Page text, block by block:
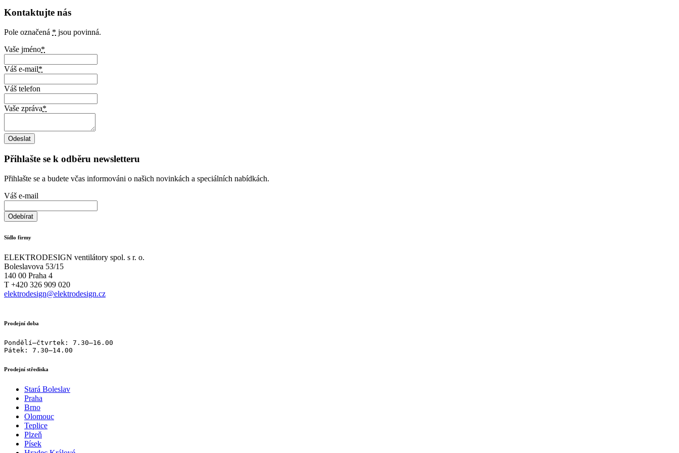
Kontaktujte nás
Pole označená * jsou povinná.
Vaše jméno*
Váš e-mail*
Váš telefon
Vaše zpráva*
Přihlašte se k odběru newsletteru
Přihlašte se a budete včas informováni o našich novinkách a speciálních nabídkách.
Váš e-mail
Sídlo firmy
ELEKTRODESIGN ventilátory spol. s r. o.
Boleslavova 53/15
140 00 Praha 4
T +420 326 909 020
elektrodesign@elektrodesign.cz
Prodejní doba
Pondělí–čtvrtek: 7.30–16.00
Pátek: 7.30–14.00
Prodejní střediska
Stará Boleslav
Praha
Brno
Olomouc
Teplice
Plzeň
Písek